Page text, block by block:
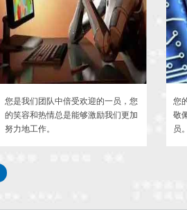
为了让大家工
堆满了办公室
您是我们团队中倍受欢迎的一员，您
的笑容和热情总是能够激励我们更加
努力地工作。
您
敬
员。